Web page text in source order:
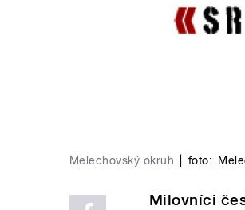
Melechovský okruh foto:
Milovníci